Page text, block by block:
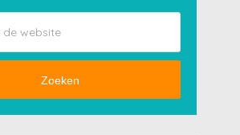
Zoeken